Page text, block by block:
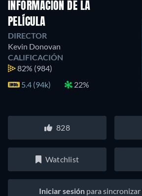
INFORMACIÓN DE LA
PELÍCULA
DIRECTOR
Kevin Donovan
CALIFICACIÓN
82% (984)
5.4 (94k)
22%
828
Watchlist
Iniciar sesión para